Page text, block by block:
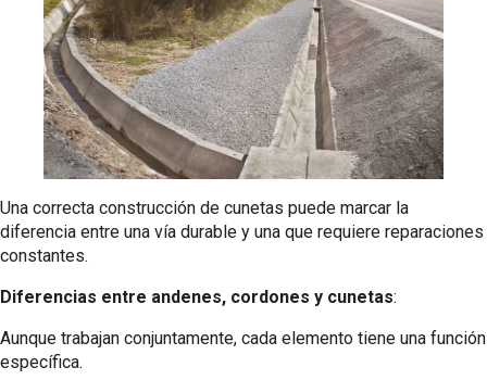
Una correcta construcción de cunetas puede marcar la
diferencia entre una vía durable y una que requiere reparaciones
constantes.
Diferencias entre andenes, cordones y cunetas:
Aunque trabajan conjuntamente, cada elemento tiene una función
específica.